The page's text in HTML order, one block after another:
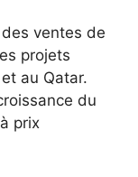
ventes de
projets
au Qatar.
du
prix